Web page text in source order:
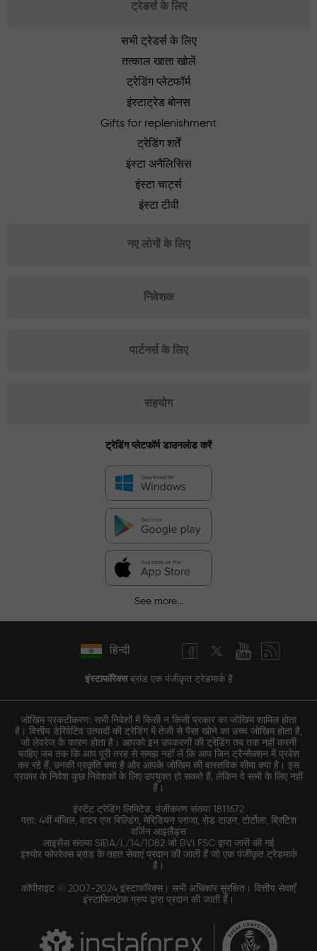
ट्रेडर्स के लिए
सभी ट्रेडर्स के लिए
तत्काल खाता खोलें
ट्रेडिंग प्लेटफॉर्म
इंस्टाट्रेड बोनस
Gifts for replenishment
ट्रेडिंग शर्तें
इंस्टा अनैलिसिस
इंस्टा चार्ट्स
इंस्टा टीवी
नए लोगों के लिए
निवेशक
पार्टनर्स के लिए
सहयोग
ट्रेडिंग प्लेटफॉर्म डाउनलोड करें
See more...
हिन्दी
इंस्टाफॉरेक्सब्रांड एक पंजीकृत ट्रेडमार्क है
जोखिम प्रकटीकरण: सभी निवेशों में किसी न किसी प्रकार का जोखिम शामिल होता
है। वित्तीय डेरिवेटिव उत्पादों की ट्रेडिंग में तेजी से पैसा खोने का उच्च जोखिम होता है,
जो लेवरेज के कारण होता है। आपको इन उपकरणों की ट्रेडिंग तब तक नहीं करनी
चाहिए जब तक कि आप पूरी तरह से समझ नहीं लें कि आप जिन ट्रैन्सैक्शन में प्रवेश
कर रहे हैं, उनकी प्रकृति क्या है और आपके जोखिम की वास्तविक सीमा क्या है। इस
प्रकार के निवेश कुछ निवेशकों के लिए उपयुक्त हो सकते हैं, लेकिन वे सभी के लिए नहीं
हैं।
इंस्टेंट ट्रेडिंग लिमिटेड, पंजीकरण संख्या 1811672
पता: 4वीं मंजिल, वाटर एज बिल्डिंग, मेरिडियन प्लाजा, रोड टाउन, टोर्टोला, ब्रिटिश
वर्जिन आइलैंड्स
लाइसेंस संख्या SIBA/L/14/1082 जो BVI FSC द्वारा जारी की गई
इंश्योर फोररेक्स ब्रांड के तहत सेवाएं प्रदान की जाती हैं जो एक पंजीकृत ट्रेडमार्क
है।
कॉपीराइट © 2007-2024 इंस्टाफॉरेक्स। सभी अधिकार सुरक्षित। वित्तीय सेवाएँ
इंस्टाफिनटेक ग्रुप द्वारा प्रदान की जाती हैं।